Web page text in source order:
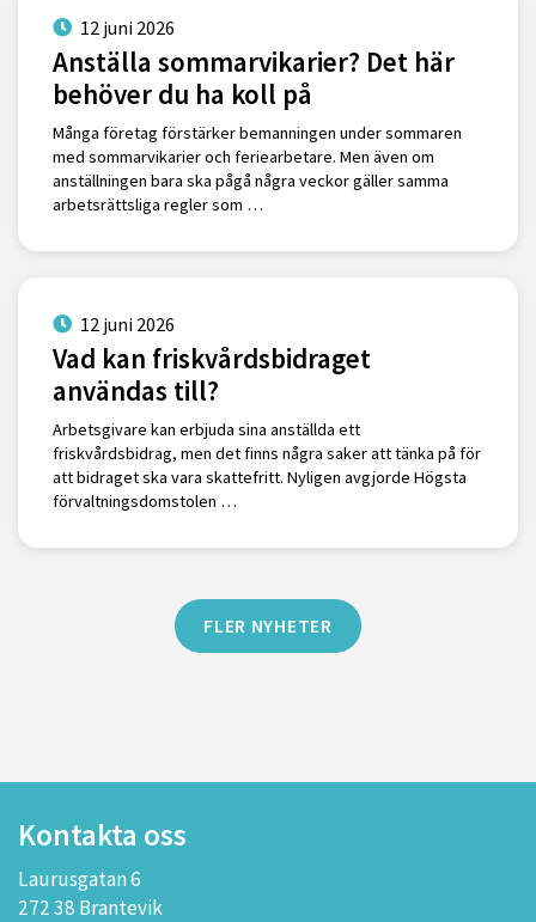
12 juni 2026
Anställa sommarvikarier? Det här
behöver du ha koll på
Många företag förstärker bemanningen under sommaren
med sommarvikarier och feriearbetare. Men även om
anställningen bara ska pågå några veckor gäller samma
arbetsrättsliga regler som …
12 juni 2026
Vad kan friskvårdsbidraget
användas till?
Arbetsgivare kan erbjuda sina anställda ett
friskvårdsbidrag, men det finns några saker att tänka på för
att bidraget ska vara skattefritt. Nyligen avgjorde Högsta
förvaltningsdomstolen …
FLER NYHETER
Kontakta oss
Laurusgatan 6
272 38 Brantevik